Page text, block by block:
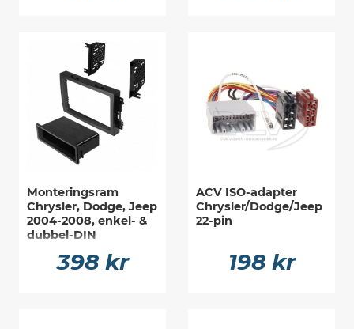
Monteringsram
Chrysler, Dodge, Jeep
2004-2008, enkel- &
dubbel-DIN
398 kr
ACV ISO-adapter
Chrysler/Dodge/Jeep
22-pin
198 kr